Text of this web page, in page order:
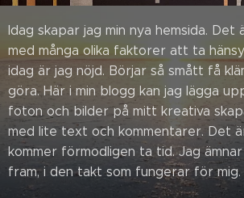
Idag skapar jag min nya hemsida. Det
med många olika faktorer att ta
idag är jag nöjd. Börjar så smått få
göra. Här i min blogg kan jag lägga
foton och bilder på mitt kreativa
med lite text och kommentarer. Det
kommer förmodligen ta tid. Jag
fram, i den takt som fungerar för mig.